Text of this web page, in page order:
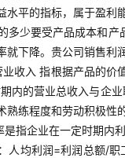
水平的指标，属于盈利
多少要受产品成本和
就下降。贵公司销售
业收入 指根据产品的价
内的营业总收入与企
熟练程度和劳动积极
是指企业在一定时期内
人均利润=利润总额/